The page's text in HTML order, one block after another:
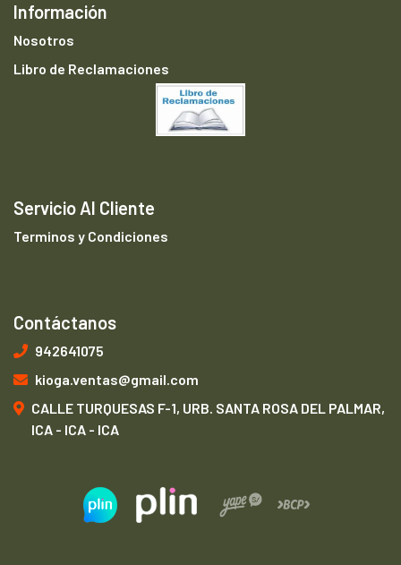
Información
Nosotros
Libro de Reclamaciones
Servicio Al Cliente
Terminos y Condiciones
Contáctanos
942641075
kioga.ventas@gmail.com
CALLE TURQUESAS F-1, URB. SANTA ROSA DEL PALMAR,
ICA - ICA - ICA